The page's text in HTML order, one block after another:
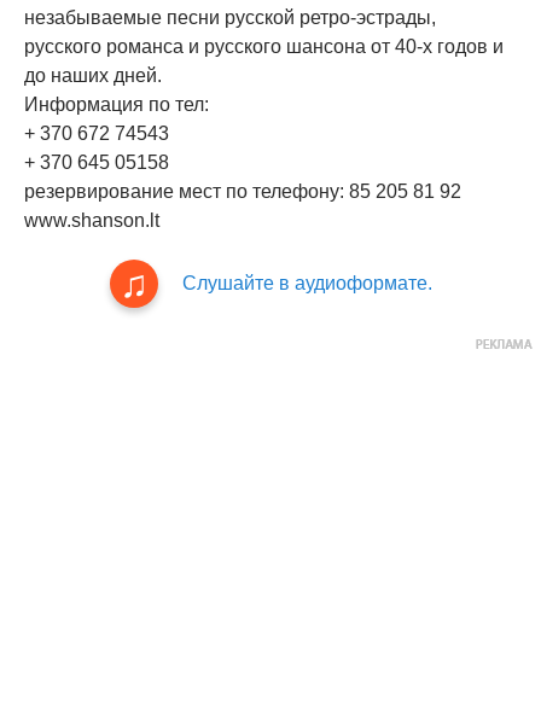
незабываемые песни русской ретро-эстрады,
русского романса и русского шансона от 40-х годов и
до наших дней.
Информация по тел:
+ 370 672 74543
+ 370 645 05158
резервирование мест по телефону: 85 205 81 92
www.shanson.lt
Слушайте в аудиоформате.